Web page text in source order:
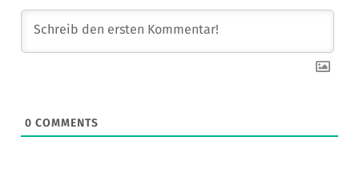
0 COMMENTS